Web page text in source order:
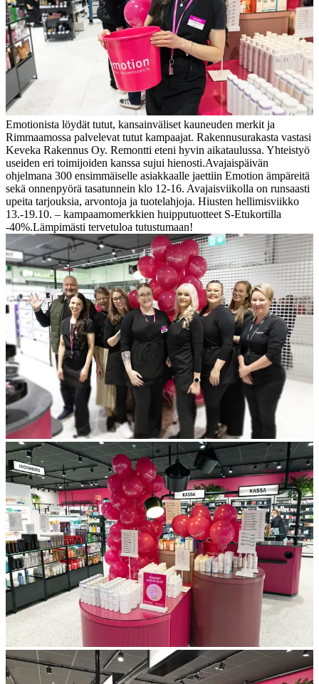
Emotionista löydät tutut, kansainväliset kauneuden merkit ja
Rimmaamossa palvelevat tutut kampaajat. Rakennusurakasta vastasi
Keveka Rakennus Oy. Remontti eteni hyvin aikataulussa. Yhteistyö
useiden eri toimijoiden kanssa sujui hienosti.Avajaispäivän
ohjelmana 300 ensimmäiselle asiakkaalle jaettiin Emotion ämpäreitä
sekä onnenpyörä tasatunnein klo 12-16. Avajaisviikolla on runsaasti
upeita tarjouksia, arvontoja ja tuotelahjoja. Hiusten hellimisviikko
13.-19.10. – kampaamomerkkien huipputuotteet S-Etukortilla
-40%.Lämpimästi tervetuloa tutustumaan!